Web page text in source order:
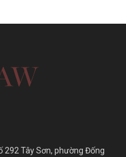
292 Tây Sơn, phường Đống